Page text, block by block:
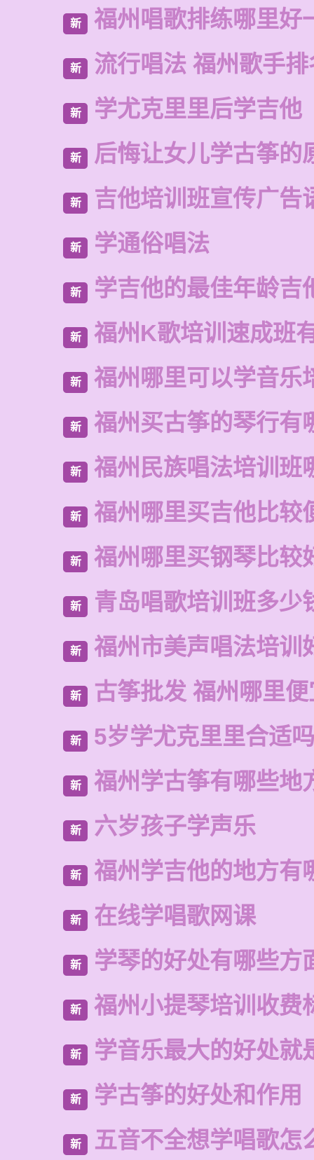
新 福州唱歌排练哪里好
新 流行唱法 福州歌手
新 学尤克里里后学吉他
新 后悔让女儿学古筝的
新 吉他培训班宣传广告
新 学通俗唱法
新 学吉他的最佳年龄吉
新 福州K歌培训速成班
新 福州哪里可以学音乐
新 福州买古筝的琴行有
新 福州民族唱法培训班
新 福州哪里买吉他比较
新 福州哪里买钢琴比较
新 青岛唱歌培训班多少
新 福州市美声唱法培训
新 古筝批发 福州哪里
新 5岁学尤克里里合适吗
新 福州学古筝有哪些地
新 六岁孩子学声乐
新 福州学吉他的地方有
新 在线学唱歌网课
新 学琴的好处有哪些方
新 福州小提琴培训收费
新 学音乐最大的好处就
新 学古筝的好处和作用
新 五音不全想学唱歌怎